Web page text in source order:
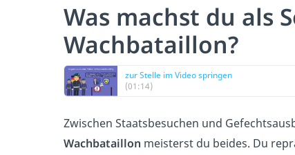
Was machst du als
Wachbataillon?
zur Stelle im Video springen
(01:14)
Zwischen Staatsbesuchen und
Wachbataillon meisterst du beides. Du